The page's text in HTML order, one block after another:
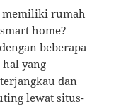
memiliki rumah
home?
beberapa
yang
dan
lewat situs-